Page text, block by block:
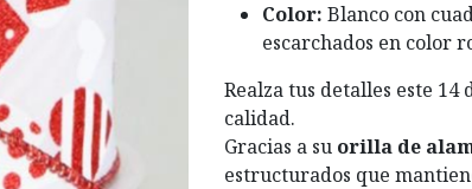
Color: Blanco con
escarchados en color
Realza tus detalles este
calidad.
Gracias a su orilla de
estructurados que